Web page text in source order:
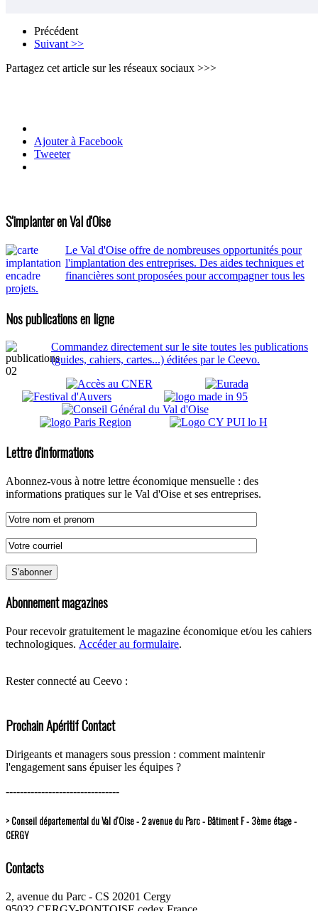
Précédent
Suivant >>
Partagez cet article sur les réseaux sociaux >>>
Ajouter à Facebook
Tweeter
S'implanter en Val d'Oise
Le Val d'Oise offre de nombreuses opportunités pour
l'implantation des entreprises. Des aides techniques et
financières sont proposées pour accompagner tous les
projets.
Nos publications en ligne
Commandez directement sur le site toutes les publications
(guides, cahiers, cartes...) éditées par le Ceevo.
Lettre d'informations
Abonnez-vous à notre lettre économique mensuelle : des
informations pratiques sur le Val d'Oise et ses entreprises.
Abonnement magazines
Pour recevoir gratuitement le magazine économique et/ou les cahiers
technologiques. Accéder au formulaire.
Rester connecté au Ceevo :
Prochain Apéritif Contact
Dirigeants et managers sous pression : comment maintenir
l'engagement sans épuiser les équipes ?
--------------------------------
> Conseil départemental du Val d’Oise - 2 avenue du Parc - Bâtiment F - 3ème étage -
CERGY
Contacts
2, avenue du Parc - CS 20201 Cergy